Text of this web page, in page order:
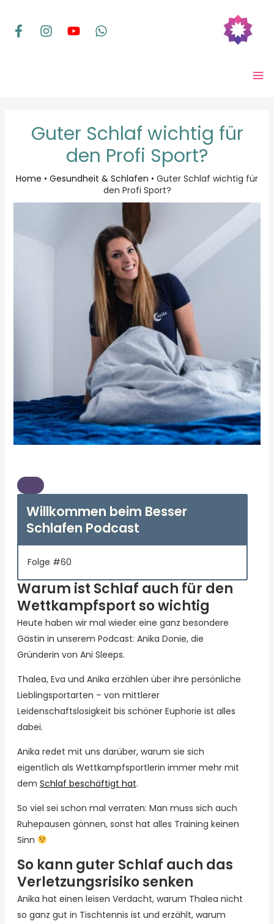
Inhalt
springen
Guter Schlaf wichtig für
den Profi Sport?
Home • Gesundheit & Schlafen • Guter Schlaf wichtig für
den Profi Sport?
Willkommen beim Besser
Schlafen Podcast
Folge #60
Warum ist Schlaf auch für den
Wettkampfsport so wichtig
Heute haben wir mal wieder eine ganz besondere
Gästin in unserem Podcast: Anika Donie, die
Gründerin von Ani Sleeps.
Thalea, Eva und Anika erzählen über ihre persönliche
Lieblingsportarten – von mittlerer
Leidenschaftslosigkeit bis schöner Euphorie ist alles
dabei.
Anika redet mit uns darüber, warum sie sich
eigentlich als Wettkampfsportlerin immer mehr mit
dem Schlaf beschäftigt hat.
So viel sei schon mal verraten: Man muss sich auch
Ruhepausen gönnen, sonst hat alles Training keinen
Sinn
So kann guter Schlaf auch das
Verletzungsrisiko senken
Anika hat einen leisen Verdacht, warum Thalea nicht
so ganz gut in Tischtennis ist und erzählt, warum